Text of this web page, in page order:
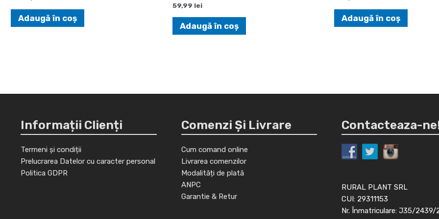
Adaugă în coș
59,99 lei
Adaugă în coș
Adaugă în coș
Informații Clienți
Termeni și condiții
Prelucrarea Datelor cu caracter personal
Politica GDPR
Comenzi Și Livrare
Cum comand online
Livrarea comenzilor
Modalități de plată
ANPC
Garantie & Retur
Contacteaza-
RURAL PLANT SRL
CUI: 29311153
Nr. Înmatriculare: J35/2439/